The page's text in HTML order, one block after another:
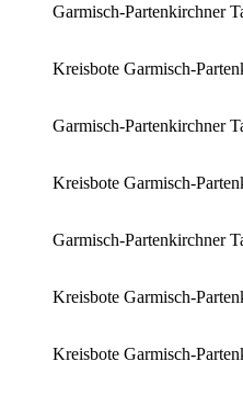
Garmisch-Partenkirchner
Kreisbote Garmisch-
Garmisch-Partenkirchner
Kreisbote Garmisch-
Garmisch-Partenkirchner
Kreisbote Garmisch-
Kreisbote Garmisch-